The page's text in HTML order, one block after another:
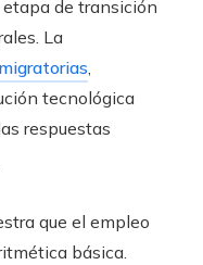
de transición
La
,
tecnológica
respuestas
que el empleo
básica.